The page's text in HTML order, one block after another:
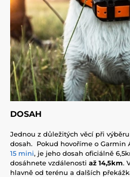
DOSAH
Jednou z důležitých věcí při
dosah. Pokud hovoříme o Garmin
15 mini, je jeho dosah oficiálně
dosáhnete vzdálenosti až 14,5km.
hlavně od terénu a dalších